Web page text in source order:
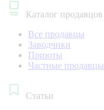
Каталог продавцов
Все продавцы
Заводчики
Приюты
Частные продавцы
Статьи